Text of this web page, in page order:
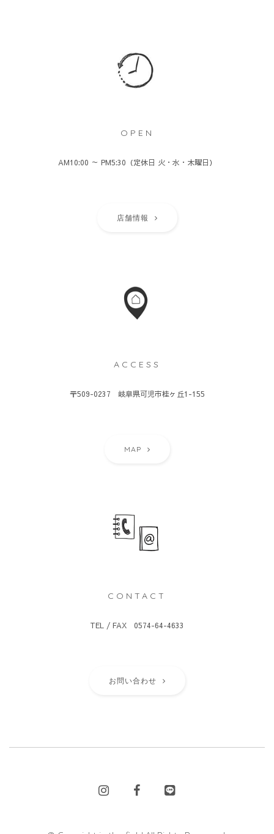
OPEN
AM10:00 ～ PM5:30（定休日 火・水・木曜日）
店舗情報
ACCESS
〒509-0237 岐阜県可児市桂ヶ丘1-155
MAP
CONTACT
TEL / FAX 0574-64-4633
お問い合わせ